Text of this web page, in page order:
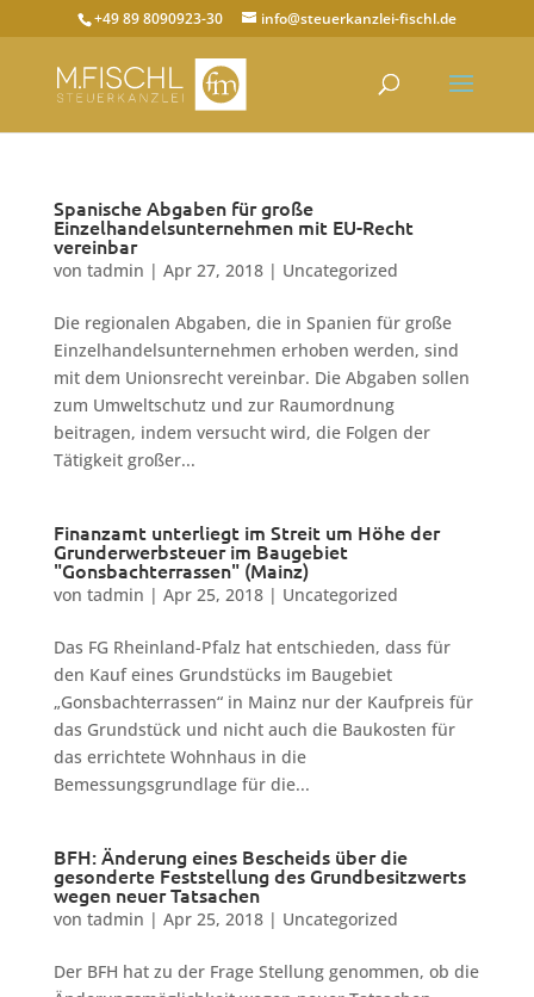
+49 89 8090923-30 info@steuerkanzlei-fischl.de
Spanische Abgaben für große
Einzelhandelsunternehmen mit EU-Recht
vereinbar
von tadmin | Apr 27, 2018| Uncategorized
Die regionalen Abgaben, die in Spanien für große
Einzelhandelsunternehmen erhoben werden, sind
mit dem Unionsrecht vereinbar. Die Abgaben sollen
zum Umweltschutz und zur Raumordnung
beitragen, indem versucht wird, die Folgen der
Tätigkeit großer...
Finanzamt unterliegt im Streit um Höhe der
Grunderwerbsteuer im Baugebiet
"Gonsbachterrassen" (Mainz)
von tadmin | Apr 25, 2018| Uncategorized
Das FG Rheinland-Pfalz hat entschieden, dass für
den Kauf eines Grundstücks im Baugebiet
„Gonsbachterrassen“ in Mainz nur der Kaufpreis für
das Grundstück und nicht auch die Baukosten für
das errichtete Wohnhaus in die
Bemessungsgrundlage für die...
BFH: Änderung eines Bescheids über die
gesonderte Feststellung des Grundbesitzwerts
wegen neuer Tatsachen
von tadmin | Apr 25, 2018| Uncategorized
Der BFH hat zu der Frage Stellung genommen, ob die